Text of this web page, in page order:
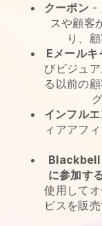
クーポン-
スや顧客
り、
Eメール
びビジュ
る以前の
インフル
ィアアフ
Blackbell
に参加す
使用して
ビスを販